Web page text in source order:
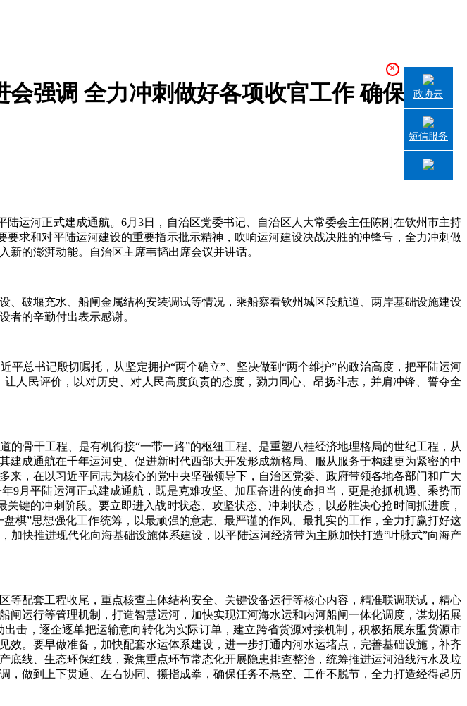
强调 全力冲刺做好各项收官工作 确保运河
河正式建成通航。6月3日，自治区党委书记、自治区人大常委会主任陈刚在钦州市主持
求和对平陆运河建设的重要指示批示精神，吹响运河建设决战决胜的冲锋号，全力冲刺做
的澎湃动能。自治区主席韦韬出席会议并讲话。
破堰充水、船闸金属结构安装调试等情况，乘船察看钦州城区段航道、两岸基础设施建设
者的辛勤付出表示感谢。
书记殷切嘱托，从坚定拥护“两个确立”、坚决做到“两个维护”的政治高度，把平陆运河
人民评价，以对历史、对人民高度负责的态度，勠力同心、昂扬斗志，并肩冲锋、誓夺全
干工程、是有机衔接“一带一路”的枢纽工程、是重塑八桂经济地理格局的世纪工程，从
成通航在千年运河史、促进新时代西部大开发形成新格局、服从服务于构建更为紧密的中
，在以习近平同志为核心的党中央坚强领导下，自治区党委、政府带领各地各部门和广大
9月平陆运河正式建成通航，既是克难攻坚、加压奋进的使命担当，更是抢抓机遇、乘势而
键的冲刺阶段。要立即进入战时状态、攻坚状态、冲刺状态，以必胜决心抢时间抓进度，
棋”思想强化工作统筹，以最顽强的意志、最严谨的作风、最扎实的工作，全力打赢打好这
快推进现代化向海基础设施体系建设，以平陆运河经济带为主脉加快打造“叶脉式”向海产
配套工程收尾，重点核查主体结构安全、关键设备运行等核心内容，精准联调联试，精心
运行等管理机制，打造智慧运河，加快实现江河海水运和内河船闸一体化调度，谋划拓展
击，逐企逐单把运输意向转化为实际订单，建立跨省货源对接机制，积极拓展东盟货源市
。要早做准备，加快配套水运体系建设，进一步打通内河水运堵点，完善基础设施，补齐
线、生态环保红线，聚焦重点环节常态化开展隐患排查整治，统筹推进运河沿线污水及垃
做到上下贯通、左右协同、攥指成拳，确保任务不悬空、工作不脱节，全力打造经得起历
×
政协云
短信服务